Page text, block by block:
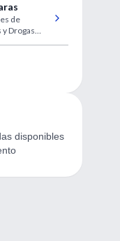
de
Drogas
disponibles